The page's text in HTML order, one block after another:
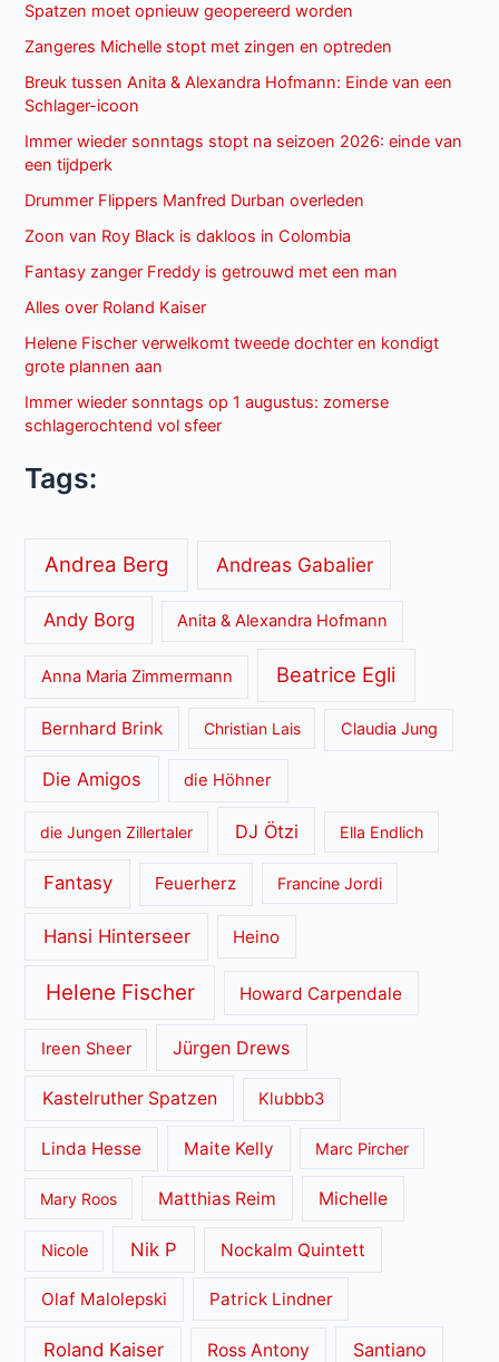
Spatzen moet opnieuw geopereerd worden
Zangeres Michelle stopt met zingen en optreden
Breuk tussen Anita & Alexandra Hofmann: Einde van een
Schlager-icoon
Immer wieder sonntags stopt na seizoen 2026: einde van
een tijdperk
Drummer Flippers Manfred Durban overleden
Zoon van Roy Black is dakloos in Colombia
Fantasy zanger Freddy is getrouwd met een man
Alles over Roland Kaiser
Helene Fischer verwelkomt tweede dochter en kondigt
grote plannen aan
Immer wieder sonntags op 1 augustus: zomerse
schlagerochtend vol sfeer
Tags:
Andrea Berg Andreas Gabalier
Andy Borg Anita & Alexandra Hofmann
Anna Maria Zimmermann Beatrice Egli
Bernhard Brink Christian Lais Claudia Jung
Die Amigos die Höhner
die Jungen Zillertaler DJ Ötzi Ella Endlich
Fantasy Feuerherz Francine Jordi
Hansi Hinterseer Heino
Helene Fischer Howard Carpendale
Ireen Sheer Jürgen Drews
Kastelruther Spatzen Klubbb3
Linda Hesse Maite Kelly Marc Pircher
Mary Roos Matthias Reim Michelle
Nicole Nik P Nockalm Quintett
Olaf Malolepski Patrick Lindner
Roland Kaiser Ross Antony Santiano